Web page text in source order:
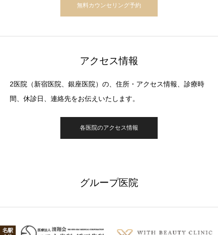
無料カウンセリング予約
アクセス情報
2医院（新宿医院、銀座医院）の、住所・アクセス情報、診療時
間、休診日、連絡先をお伝えいたします。
各医院のアクセス情報
グループ医院